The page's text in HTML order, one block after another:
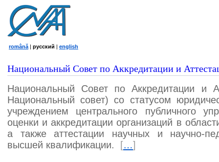
română | русский | english
Национальный Совет по Аккредитации и
Национальный Совет по Аккредитации и
Национальный совет) со статусом
учреждением центрального публичного
оценки и аккредитации организаций в
а также аттестации научных и научно-
высшей квалификации.
[…]